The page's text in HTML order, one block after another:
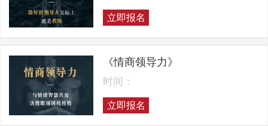
立即报名
《情商领导力》
时间：
立即报名